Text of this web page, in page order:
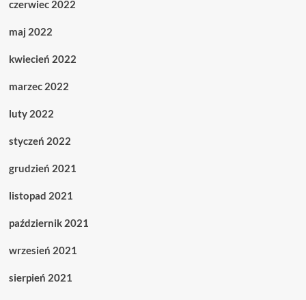
czerwiec 2022
maj 2022
kwiecień 2022
marzec 2022
luty 2022
styczeń 2022
grudzień 2021
listopad 2021
październik 2021
wrzesień 2021
sierpień 2021